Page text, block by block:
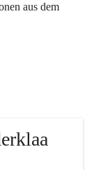
aus dem